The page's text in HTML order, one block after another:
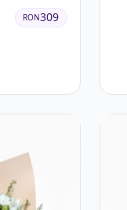
RON309